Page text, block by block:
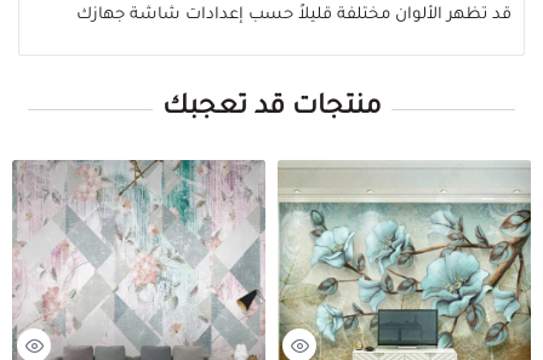
قد تظهر الألوان مختلفة قليلاً حسب إعدادات شاشة جهازك
منتجات قد تعجبك